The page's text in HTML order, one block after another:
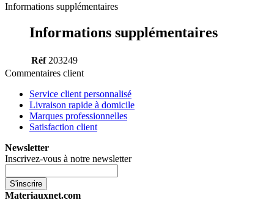
Informations supplémentaires
Informations supplémentaires
Réf 203249
Commentaires client
Service client personnalisé
Livraison rapide à domicile
Marques professionnelles
Satisfaction client
Newsletter
Inscrivez-vous à notre newsletter
S'inscrire
Materiauxnet.com